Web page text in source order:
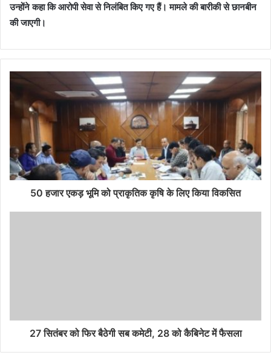
उन्होंने कहा कि आरोपी सेवा से निलंबित किए गए हैं। मामले की बारीकी से छानबीन
की जाएगी।
50 हजार एकड़ भूमि को प्राकृतिक कृषि के लिए किया विकसित
27 सितंबर को फिर बैठेगी सब कमेटी, 28 को कैबिनेट में फैसला